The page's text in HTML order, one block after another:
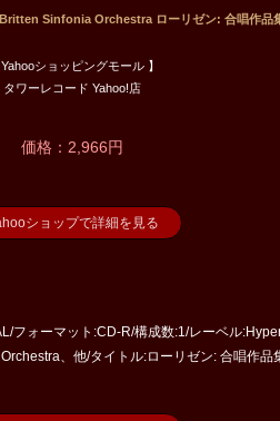
Sinfonia Orchestra ローリゼン: 合唱作品
Yahooショッピングモール 】
タワーレコード Yahoo!店
価格：2,966円
ショップで詳細を見る
フォーマット:CD-R/構成数:1/レーベル
、他/タイトル:ローリゼン: 合唱作品